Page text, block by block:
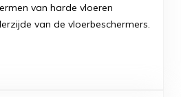
van harde vloeren
van de vloerbeschermers.